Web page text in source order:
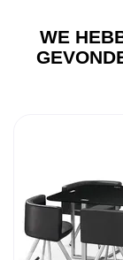
WE